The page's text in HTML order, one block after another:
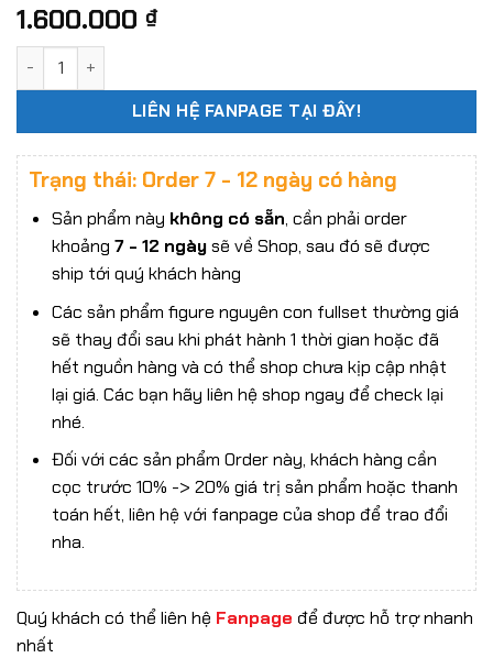
1.600.000 ₫
LIÊN HỆ FANPAGE TẠI ĐÂY!
Trạng thái: Order 7 - 12 ngày có hàng
Sản phẩm này không có sẵn, cần phải order
khoảng 7 - 12 ngàysẽ về Shop, sau đó sẽ được
ship tới quý khách hàng
Các sản phẩm figure nguyên con fullset thường giá
sẽ thay đổi sau khi phát hành 1 thời gian hoặc đã
hết nguồn hàng và có thể shop chưa kịp cập nhật
lại giá. Các bạn hãy liên hệ shop ngay để check lại
nhé.
Đối với các sản phẩm Order này, khách hàng cần
cọc trước 10% -> 20% giá trị sản phẩm hoặc thanh
toán hết, liên hệ với fanpage của shop để trao đổi
nha.
Quý khách có thể liên hệ Fanpage để được hỗ trợ nhanh
nhất